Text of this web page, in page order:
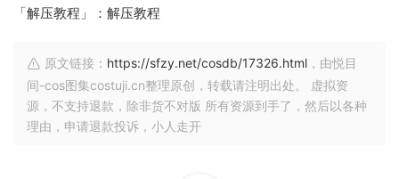
「解压教程」：解压教程
原文链接： https://sfzy.net/cosdb/17326.html ，由悦目
间-cos图集costuji.cn整理原创，转载请注明出处。 虚拟资
源，不支持退款，除非货不对版 所有资源到手了，然后以各种
理由，申请退款投诉，小人走开